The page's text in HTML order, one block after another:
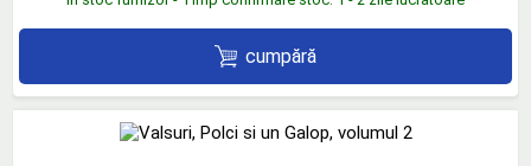
cumpără